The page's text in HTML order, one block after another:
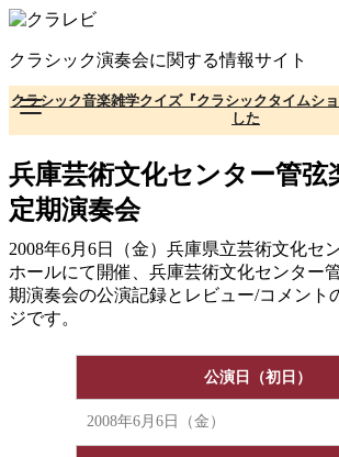
コ
テ
ン
ツ
へ
動
クラシック演奏会に関する情報サイト
クラシック音楽雑学クイズ『クラシックタイムシ
した
兵庫芸術文化センター管弦
定期演奏会
2008年6月6日（金）兵庫県立芸術文化セ
ホールにて開催、兵庫芸術文化センター
期演奏会の公演記録とレビュー/コメント
ジです。
公演日（初日）
2008年6月6日（金）